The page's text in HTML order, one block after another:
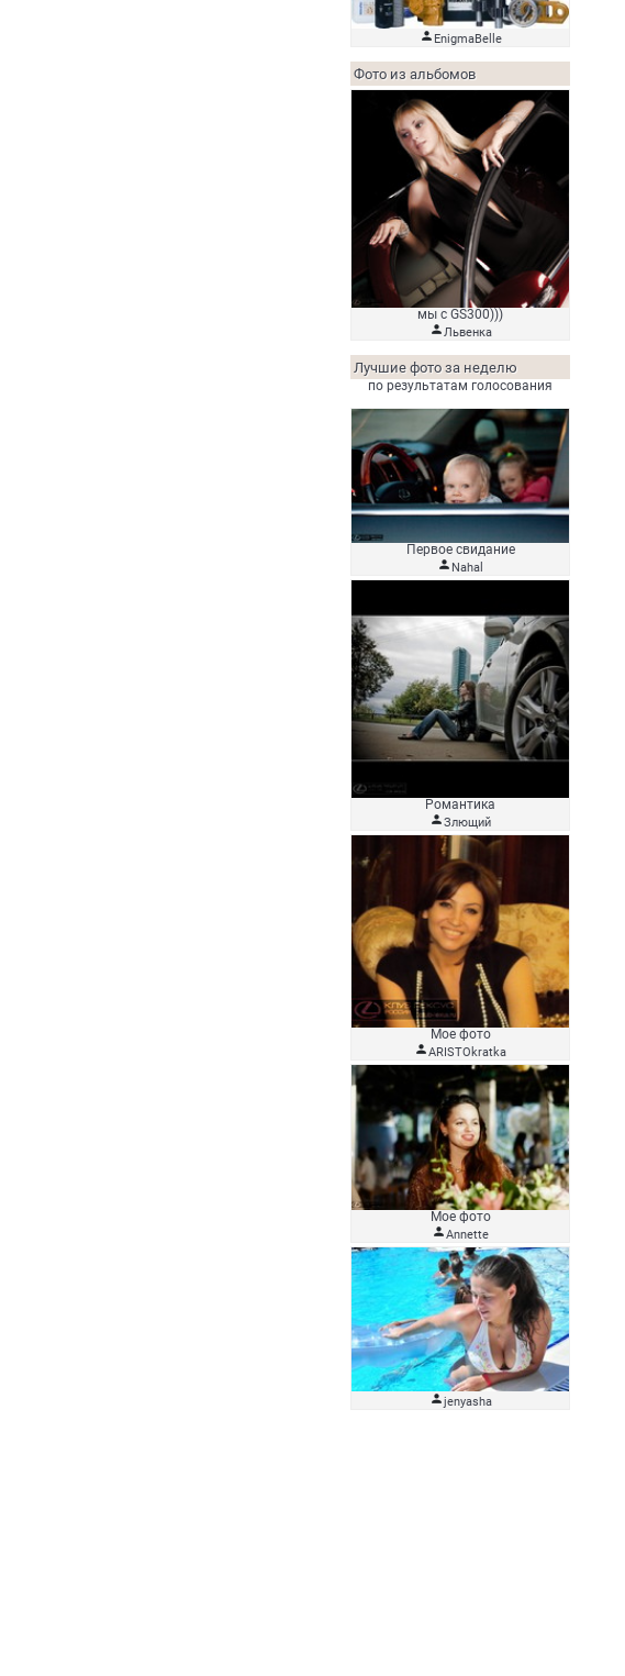
 EnigmaBelle
Фото из альбомов
мы с GS300)))
Львенка
Лучшие фото за неделю
по результатам голосования
Первое свидание
 Nahal
Романтика
Злющий
Мое фото
ARISTOkratka
Мое фото
Аnnette
jenyasha